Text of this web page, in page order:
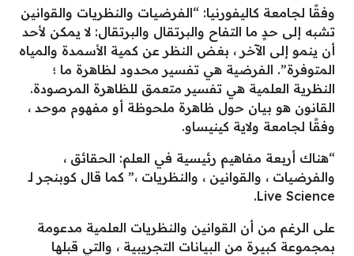
وفقًا لجامعة كاليفورنيا: “الفرضيات والنظريات والقوانين
تشبه إلى حدٍ ما التفاح والبرتقال والبرتقال: لا يمكن لأحد
أن ينمو إلى الآخر ، بغض النظر عن كمية الأسمدة والمياه
المتوفرة”. الفرضية هي تفسير محدود لظاهرة ما ؛
النظرية العلمية هي تفسير متعمق للظاهرة المرصودة.
القانون هو بيان حول ظاهرة ملحوظة أو مفهوم موحد ،
وفقًا لجامعة ولاية كينيساو.
“هناك أربعة مفاهيم رئيسية في العلم: الحقائق ،
والفرضيات ، والقوانين ، والنظريات ،” كما قال كوبنجر لـ
Live Science.
على الرغم من أن القوانين والنظريات العلمية مدعومة
بمجموعة كبيرة من البيانات التجريبية ، والتي قبلها